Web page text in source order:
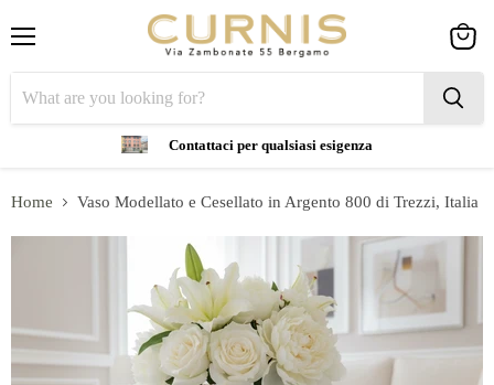
Contattaci per qualsiasi esigenza
cart
Home Vaso Modellato e Cesellato in Argento 800 di Trezzi, Italia